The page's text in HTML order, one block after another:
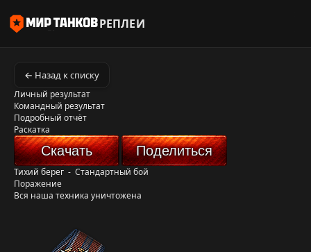
РЕПЛЕИ
← Назад к списку
Личный результат
Командный результат
Подробный отчёт
Раскатка
Скачать Поделиться
Тихий берег - Стандартный бой
Поражение
Вся наша техника уничтожена